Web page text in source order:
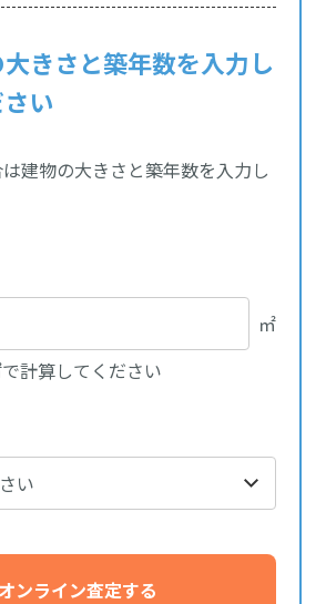
きさと築年数を入力し
い
建物の大きさと築年数を入力し
㎡
計算してください
オンライン査定する